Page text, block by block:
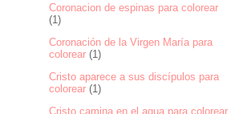
Coronacion de espinas para colorear
(1)
Coronación de la Virgen María para
colorear (1)
Cristo aparece a sus discípulos para
colorear (1)
Cristo camina en el agua para colorear